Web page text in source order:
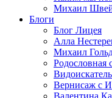
Михаил
Блоги
Блог Лицея
Алла
Михаил
Вернисаж с